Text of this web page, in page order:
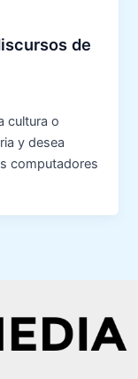
de
cultura o
y desea
computadores